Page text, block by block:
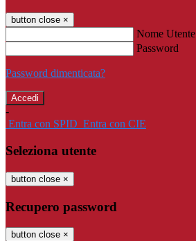
button close ×
Nome Utente
Password
Password dimenticata?
-
Entra con SPID Entra con CIE
Seleziona utente
button close ×
Recupero password
button close ×